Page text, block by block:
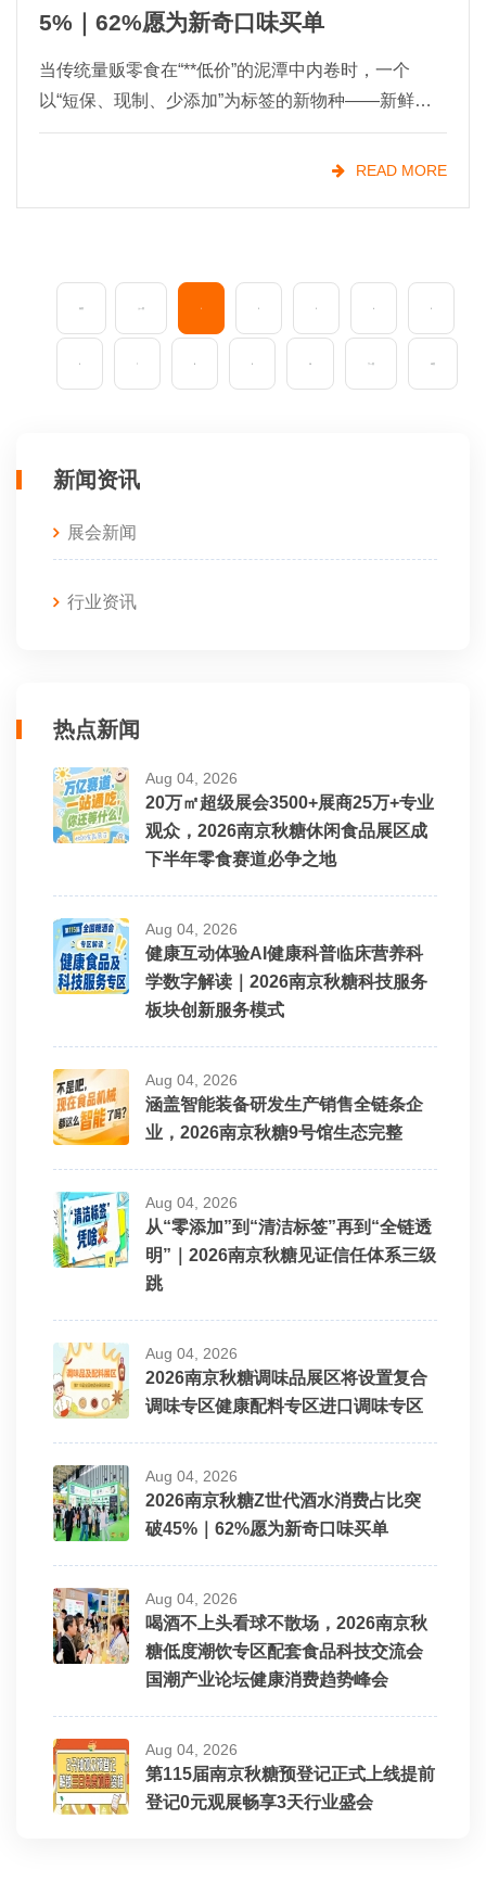
5%｜62%愿为新奇口味买单
当传统量贩零食在“**低价”的泥潭中内卷时，一个
以“短保、现制、少添加”为标签的新物种——新鲜零
食，正悄然改写零食行业的格局。从长沙的“金粒
门”到沈阳的“一栗”，从杭州的“蒲妈妈”到长沙的“几多
READ MORE
新闻资讯
展会新闻
行业资讯
热点新闻
Aug 04, 2026
20万㎡超级展会3500+展商25万+专业
观众，2026南京秋糖休闲食品展区成
下半年零食赛道必争之地
Aug 04, 2026
健康互动体验AI健康科普临床营养科
学数字解读｜2026南京秋糖科技服务
板块创新服务模式
Aug 04, 2026
涵盖智能装备研发生产销售全链条企
业，2026南京秋糖9号馆生态完整
Aug 04, 2026
从“零添加”到“清洁标签”再到“全链透
明”｜2026南京秋糖见证信任体系三级
跳
Aug 04, 2026
2026南京秋糖调味品展区将设置复合
调味专区健康配料专区进口调味专区
Aug 04, 2026
2026南京秋糖Z世代酒水消费占比突
破45%｜62%愿为新奇口味买单
Aug 04, 2026
喝酒不上头看球不散场，2026南京秋
糖低度潮饮专区配套食品科技交流会
国潮产业论坛健康消费趋势峰会
Aug 04, 2026
第115届南京秋糖预登记正式上线提前
登记0元观展畅享3天行业盛会